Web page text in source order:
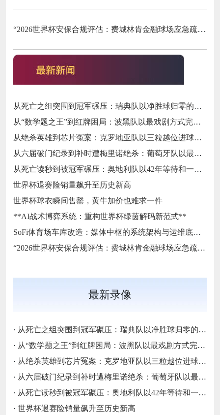
“2026世界杯安保合规评估：费城林肯金融球场应急疏散通道宽度标准核查”
从死亡之组突围到冠军碾压：瑞典队以净胜球归零的戏剧性和一场大胜告别三十二强
从“数学题之王”到红牌困局：波黑队以最戏剧方式完成首次淘汰赛之旅的哲学课
从绝杀英雄到芯片冤案：克罗地亚队以三粒越位进球和一次头发触球挥别莫德里奇最后一舞
从六届破门纪录到补时遭梅里诺绝杀：葡萄牙队以最残酷方式挥别C罗二十载征途
从死亡读秒到被冠军碾压：奥地利队以42年等待和一场“希区柯克剧本”挥别北美
世界杯退赛险销量飙升至历史新高
世界杯球衣瞬间售罄，黄牛加价也难求一件
**AI战术博弈系统：重构世界杯绿茵解码新范式**
SoFi体育场车库改造：媒体中枢的系统架构与运维底层逻辑
“2026世界杯安保合规评估：费城林肯金融球场应急疏散通道宽度标准核查”
最新录像
· 从死亡之组突围到冠军碾压：瑞典队以净胜球归零的戏剧性和一场大胜告别三十二强
· 从“数学题之王”到红牌困局：波黑队以最戏剧方式完成首次淘汰赛之旅的哲学课
· 从绝杀英雄到芯片冤案：克罗地亚队以三粒越位进球和一次头发触球挥别莫德里奇最后一舞
· 从六届破门纪录到补时遭梅里诺绝杀：葡萄牙队以最残酷方式挥别C罗二十载征途
· 从死亡读秒到被冠军碾压：奥地利队以42年等待和一场“希区柯克剧本”挥别北美
· 世界杯退赛险销量飙升至历史新高